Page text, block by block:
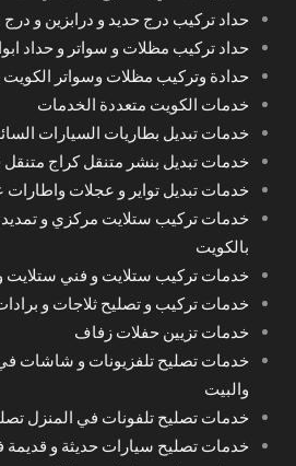
حداد تركيب درج حديد و درابزين و
حداد تركيب مظلات و سواتر و حداد
حدادة وتركيب مظلات وسواتر الكويت
خدمات الكويت متعددة الخدمات
خدمات تبديل بطاريات السيارات
خدمات تبديل بنشر متنقل كراج
خدمات تبديل تواير و عجلات
خدمات تركيب ستلايت مركزي و
بالكويت
خدمات تركيب ستلايت و فني ستلايت
خدمات تركيب و تصليح ثلاجات و
خدمات تزيين حفلات زفاف
خدمات تصليح تلفزيونات و شاشات
والبيت
خدمات تصليح تلفونات في المنزل
خدمات تصليح سيارات حديثة و قديمة في